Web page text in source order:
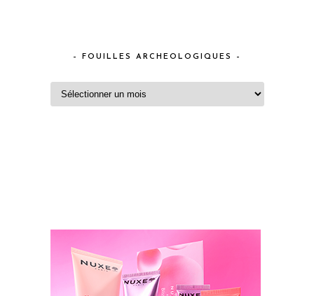
– FOUILLES ARCHEOLOGIQUES –